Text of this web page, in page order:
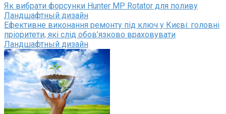
Як вибрати форсунки Hunter MP Rotator для поливу
Ландшафтный дизайн
Ефективне виконання ремонту під ключ у Києві: головні
пріоритети, які слід обов’язково враховувати
Ландшафтный дизайн